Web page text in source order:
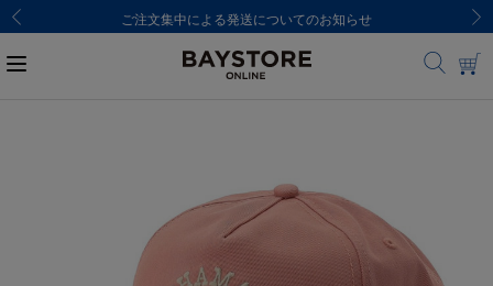
ご注文集中による発送についてのお知らせ